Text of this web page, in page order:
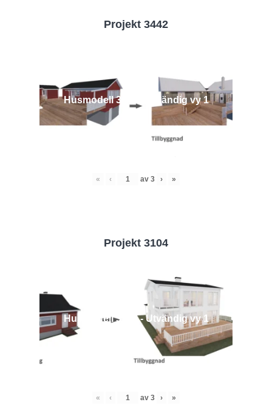
Projekt 3442
Husmodell 3442 - Utvändig vy 1
« ‹ av 3 › »
Projekt 3104
Husmodell 3104 - Utvändig vy 1
« ‹ av 3 › »